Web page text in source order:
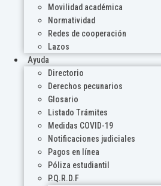
Movilidad académica
Normatividad
Redes de cooperación
Lazos
Ayuda
Directorio
Derechos pecunarios
Glosario
Listado Trámites
Medidas COVID-19
Notificaciones judiciales
Pagos en línea
Póliza estudiantil
P.Q.R.D.F